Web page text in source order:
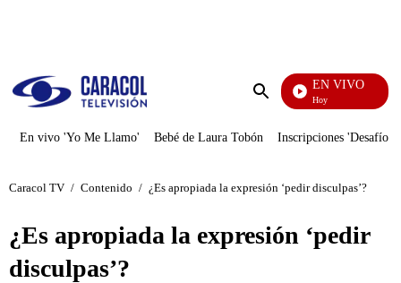
Enviar
EN VIVO
La Finca De Hoy
En vivo 'Yo Me Llamo' Bebé de Laura Tobón Inscripciones 'Desafío'
Caracol TV / Contenido / ¿Es apropiada la expresión ‘pedir disculpas’?
¿Es apropiada la expresión ‘pedir
disculpas’?